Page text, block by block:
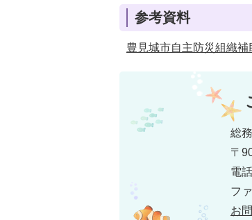
参考資料
豊見城市自主防災組織補
総
〒
電
フ
お